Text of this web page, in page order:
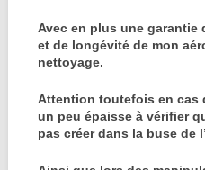
Avec en plus une
et de longévité de mon
nettoyage.
Attention toutefois en cas
un peu épaisse à vérifier
pas créer dans la buse de